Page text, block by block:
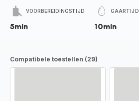
VOORBEREIDINGSTIJD
5min
GAARTIJD
10min
Compatibele toestellen (29)